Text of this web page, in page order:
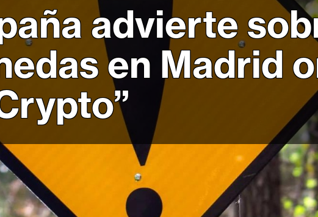
advierte
en Madrid